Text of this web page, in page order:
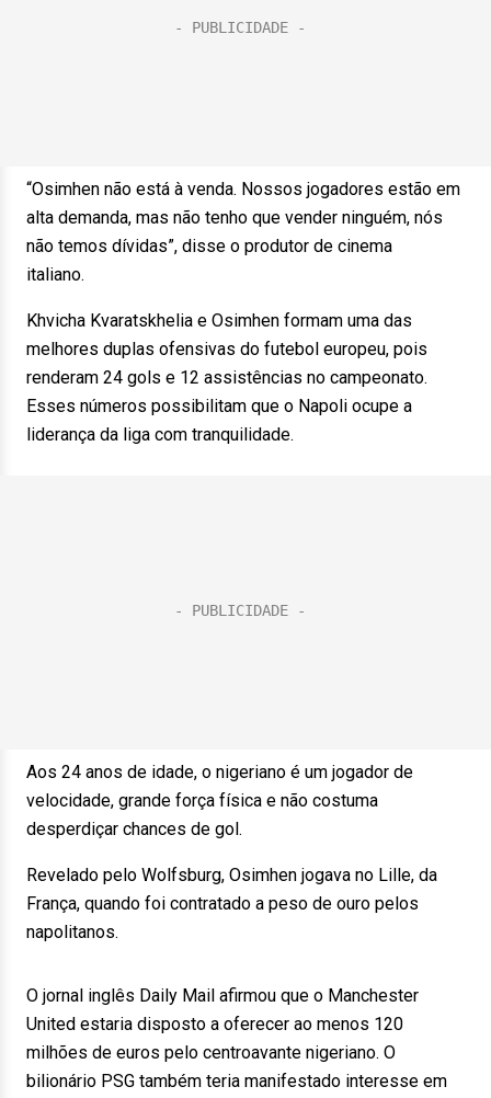
“Osimhen não está à venda. Nossos jogadores estão em
alta demanda, mas não tenho que vender ninguém, nós
não temos dívidas”, disse o produtor de cinema
italiano.
Khvicha Kvaratskhelia e Osimhen formam uma das
melhores duplas ofensivas do futebol europeu, pois
renderam 24 gols e 12 assistências no campeonato.
Esses números possibilitam que o Napoli ocupe a
liderança da liga com tranquilidade.
Aos 24 anos de idade, o nigeriano é um jogador de
velocidade, grande força física e não costuma
desperdiçar chances de gol.
Revelado pelo Wolfsburg, Osimhen jogava no Lille, da
França, quando foi contratado a peso de ouro pelos
napolitanos.
O jornal inglês Daily Mail afirmou que o Manchester
United estaria disposto a oferecer ao menos 120
milhões de euros pelo centroavante nigeriano. O
bilionário PSG também teria manifestado interesse em